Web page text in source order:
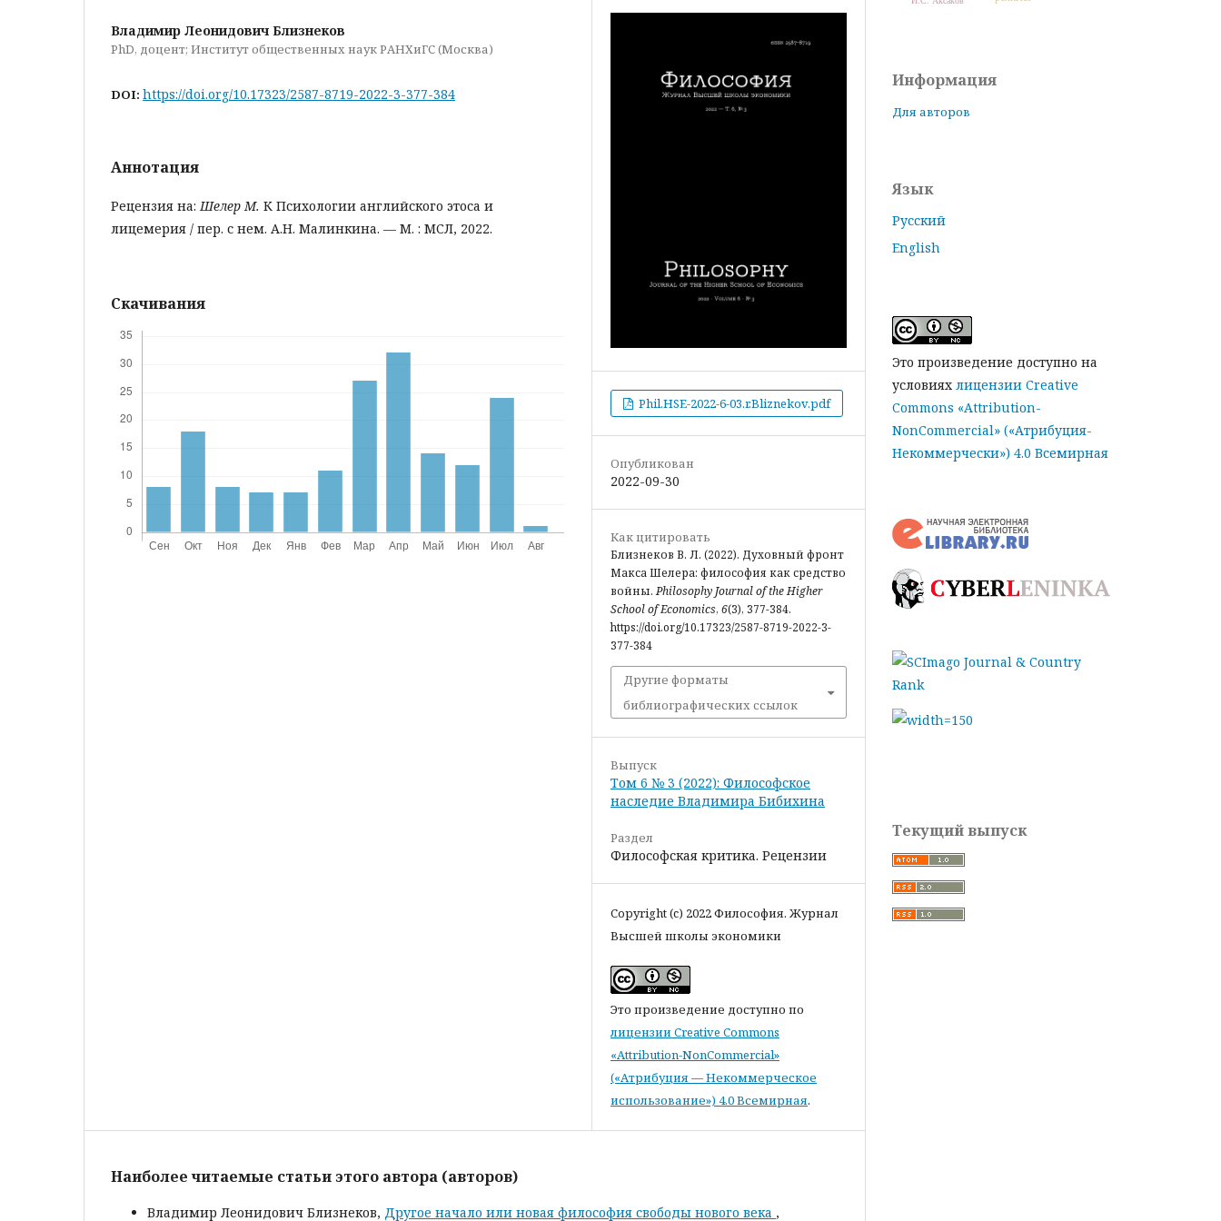
Владимир Леонидович Близнеков
PhD, доцент; Институт общественных наук РАНХиГС (Москва)
DOI: https://doi.org/10.17323/2587-8719-2022-3-377-384
Аннотация
Рецензия на:Шелер M. К Психологии английского этоса и
лицемерия / пер. с нем. А.Н. Малинкина. — М. : МСЛ, 2022.
Скачивания
Phil.HSE-2022-6-03.r.Bliznekov.pdf
Опубликован
2022-09-30
Как цитировать
Близнеков В. Л. (2022). Духовный фронт
Макса Шелера: философия как средство
войны.Philosophy Journal of the Higher
School of Economics, 6(3), 377-384.
https://doi.org/10.17323/2587-8719-2022-3-
377-384
Другие форматы
библиографических ссылок
Выпуск
Том 6 № 3 (2022): Философское
наследие Владимира Бибихина
Раздел
Философская критика. Рецензии
Copyright (c) 2022 Философия. Журнал
Высшей школы экономики
Это произведение доступно по
лицензии Creative Commons
«Attribution-NonCommercial»
(«Атрибуция — Некоммерческое
использование») 4.0 Всемирная.
Наиболее читаемые статьи этого автора (авторов)
Владимир Леонидович Близнеков, Другое начало или новая философия свободы нового века ,
Информация
Для авторов
Язык
Русский
English
Это произведение доступно на
условиях лицензии Creative
Commons «Attribution-
NonCommercial» («Атрибуция-
Некоммерчески») 4.0 Всемирная
Текущий выпуск